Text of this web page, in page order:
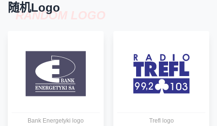
随机Logo
RANDOM LOGO
Bank Energetyki logo Trefl logo